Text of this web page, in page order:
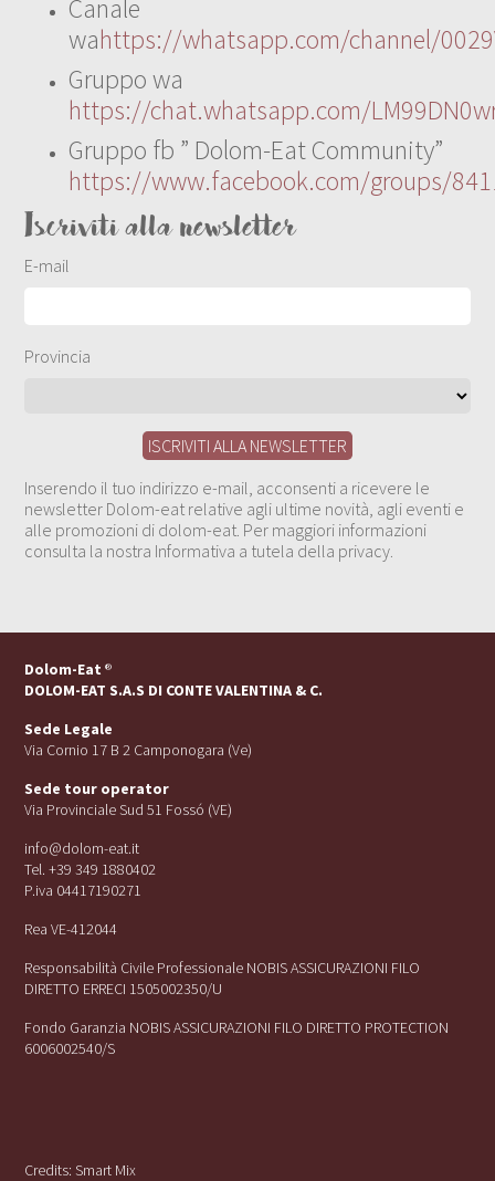
Canale
wahttps://whatsapp.com/channel/
Gruppo wa
https://chat.whatsapp.com/
Gruppo fb ” Dolom-Eat Community”
https://www.facebook.com/groups/
Iscriviti alla newsletter
E-mail
Provincia
Inserendo il tuo indirizzo e-mail, acconsenti a ricevere le
newsletter Dolom-eat relative agli ultime novità, agli eventi e
alle promozioni di dolom-eat. Per maggiori informazioni
consulta la nostra Informativa a tutela della privacy.
Dolom-Eat ®
DOLOM-EAT S.A.S DI CONTE VALENTINA & C.
Sede Legale
Via Cornio 17 B 2 Camponogara (Ve)
Sede tour operator
Via Provinciale Sud 51 Fossó (VE)
info@dolom-eat.it
Tel. +39 349 1880402
P.iva 04417190271
Rea VE-412044
Responsabilità Civile Professionale NOBIS ASSICURAZIONI FILO
DIRETTO ERRECI 1505002350/U
Fondo Garanzia NOBIS ASSICURAZIONI FILO DIRETTO PROTECTION
6006002540/S
Credits:Smart Mix